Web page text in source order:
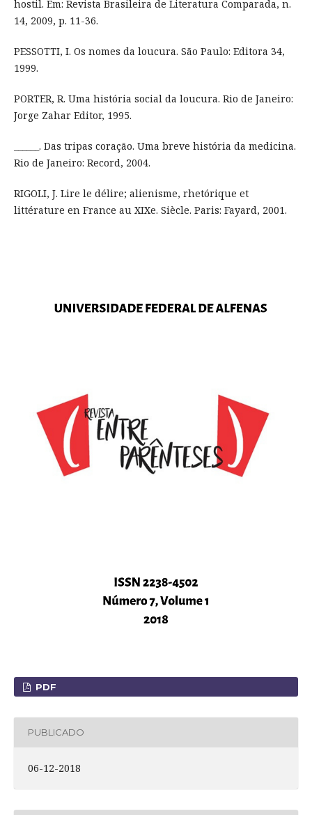
hostil. Em: Revista Brasileira de Literatura Comparada, n.
14, 2009, p. 11-36.
PESSOTTI, I. Os nomes da loucura. São Paulo: Editora 34,
1999.
PORTER, R. Uma história social da loucura. Rio de Janeiro:
Jorge Zahar Editor, 1995.
______. Das tripas coração. Uma breve história da medicina.
Rio de Janeiro: Record, 2004.
RIGOLI, J. Lire le délire; alienisme, rhetórique et
littérature en France au XIXe. Siècle. Paris: Fayard, 2001.
PDF
PUBLICADO
06-12-2018